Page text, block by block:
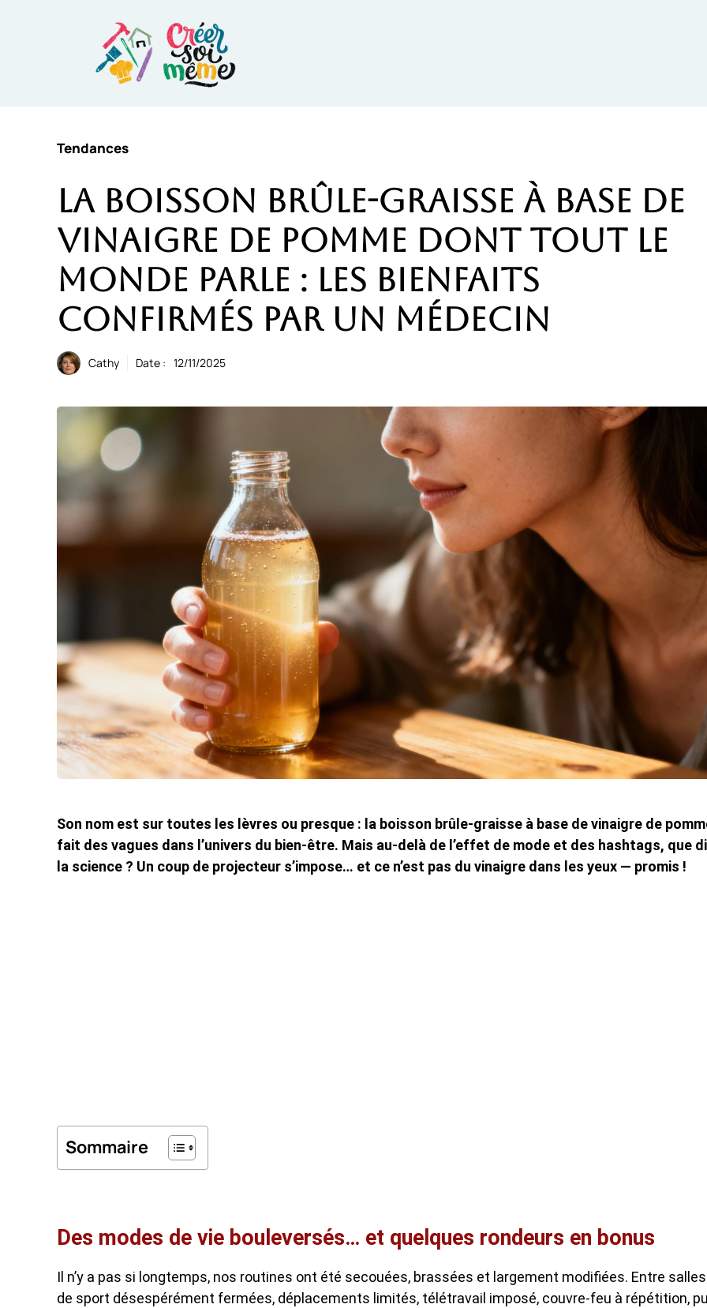
Tendances
La boisson brûle-graisse à base de
vinaigre de pomme dont tout le
monde parle : les bienfaits
confirmés par un médecin
Cathy Date : 12/11/2025
Son nom est sur toutes les lèvres ou presque : la boisson brûle-graisse à base de vinaigre de
fait des vagues dans l’univers du bien-être. Mais au-delà de l’effet de mode et des hashtags, que
la science ? Un coup de projecteur s’impose… et ce n’est pas du vinaigre dans les yeux — promis !
Sommaire
Des modes de vie bouleversés… et quelques rondeurs en bonus
Il n’y a pas si longtemps, nos routines ont été secouées, brassées et largement modifiées. Entre salles
de sport désespérément fermées, déplacements limités, télétravail imposé, couvre-feu à répétition,